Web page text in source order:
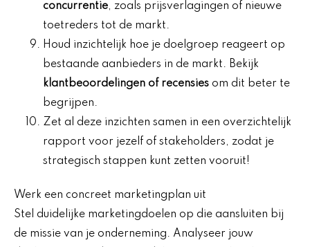
concurrentie, zoals prijsverlagingen of nieuwe
toetreders tot de markt.
Houd inzichtelijk hoe je doelgroep reageert op
bestaande aanbieders in de markt. Bekijk
klantbeoordelingen of recensies om dit beter te
begrijpen.
Zet al deze inzichten samen in een overzichtelijk
rapport voor jezelf of stakeholders, zodat je
strategisch stappen kunt zetten vooruit!
Werk een concreet marketingplan uit
Stel duidelijke marketingdoelen op die aansluiten bij
de missie van je onderneming. Analyseer jouw